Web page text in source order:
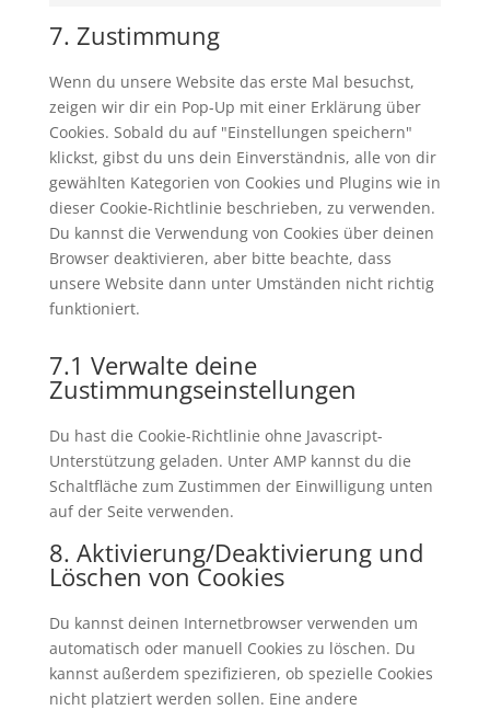
7. Zustimmung
Wenn du unsere Website das erste Mal besuchst,
zeigen wir dir ein Pop-Up mit einer Erklärung über
Cookies. Sobald du auf "Einstellungen speichern"
klickst, gibst du uns dein Einverständnis, alle von dir
gewählten Kategorien von Cookies und Plugins wie in
dieser Cookie-Richtlinie beschrieben, zu verwenden.
Du kannst die Verwendung von Cookies über deinen
Browser deaktivieren, aber bitte beachte, dass
unsere Website dann unter Umständen nicht richtig
funktioniert.
7.1 Verwalte deine
Zustimmungseinstellungen
Du hast die Cookie-Richtlinie ohne Javascript-
Unterstützung geladen. Unter AMP kannst du die
Schaltfläche zum Zustimmen der Einwilligung unten
auf der Seite verwenden.
8. Aktivierung/Deaktivierung und
Löschen von Cookies
Du kannst deinen Internetbrowser verwenden um
automatisch oder manuell Cookies zu löschen. Du
kannst außerdem spezifizieren, ob spezielle Cookies
nicht platziert werden sollen. Eine andere